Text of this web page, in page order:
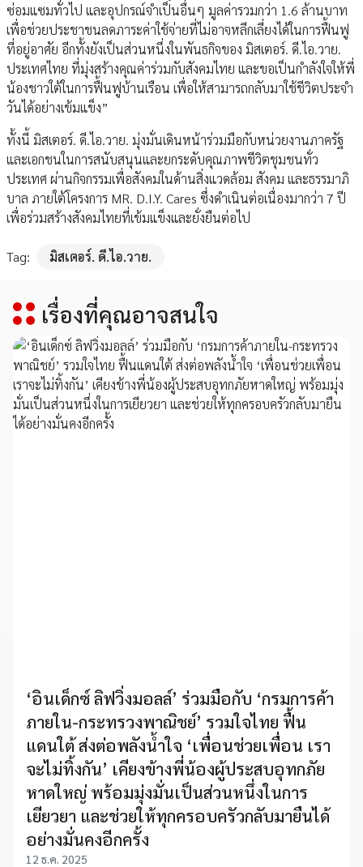
ซ่อมแซมทั่วไป และอุปกรณ์จำเป็นอื่นๆ มูลค่ารวมกว่า 1.6 ล้านบาท
เพื่อช่วยประชาชนลดภาระค่าใช้จ่ายที่ไม่อาจหลีกเลี่ยงได้ในการฟื้นฟู
ที่อยู่อาศัย อีกทั้งยังเป็นส่วนหนึ่งในพันธกิจของ มิสเตอร์. ดี.ไอ.วาย.
ประเทศไทย ที่มุ่งสร้างคุณค่าร่วมกับสังคมไทย และขอเป็นกำลังใจให้พี่
น้องชาวใต้ในการฟื้นฟูบ้านเรือน เพื่อให้สามารถกลับมาใช้ชีวิตประจำ
วันได้อย่างเข้มแข็ง”
ทั้งนี้ มิสเตอร์. ดี.ไอ.วาย. มุ่งมั่นเดินหน้าร่วมมือกับหน่วยงานภาครัฐ
และเอกชนในการสนับสนุนและยกระดับคุณภาพชีวิตชุมชนทั่ว
ประเทศ ผ่านกิจกรรมเพื่อสังคมในด้านสิ่งแวดล้อม สังคม และธรรมาภิ
บาล ภายใต้โครงการ MR. D.I.Y. Cares ซึ่งดำเนินต่อเนื่องมากว่า 7 ปี
เพื่อร่วมสร้างสังคมไทยที่เข้มแข็งและยั่งยืนต่อไป
Tag: มิสเตอร์. ดี.ไอ.วาย.
เรื่องที่คุณอาจสนใจ
‘อินเด็กซ์ ลิฟวิ่งมอลล์’ ร่วมมือกับ ‘กรมการค้า
ภายใน-กระทรวงพาณิชย์’ รวมใจไทย ฟื้น
แดนใต้ ส่งต่อพลังน้ำใจ ‘เพื่อนช่วยเพื่อน เรา
จะไม่ทิ้งกัน’ เคียงข้างพี่น้องผู้ประสบอุทกภัย
หาดใหญ่ พร้อมมุ่งมั่นเป็นส่วนหนึ่งในการ
เยียวยา และช่วยให้ทุกครอบครัวกลับมายืนได้
อย่างมั่นคงอีกครั้ง
12 ธ.ค. 2025